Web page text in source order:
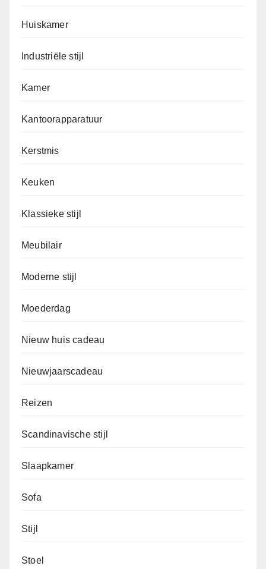
Huiskamer
Industriële stijl
Kamer
Kantoorapparatuur
Kerstmis
Keuken
Klassieke stijl
Meubilair
Moderne stijl
Moederdag
Nieuw huis cadeau
Nieuwjaarscadeau
Reizen
Scandinavische stijl
Slaapkamer
Sofa
Stijl
Stoel